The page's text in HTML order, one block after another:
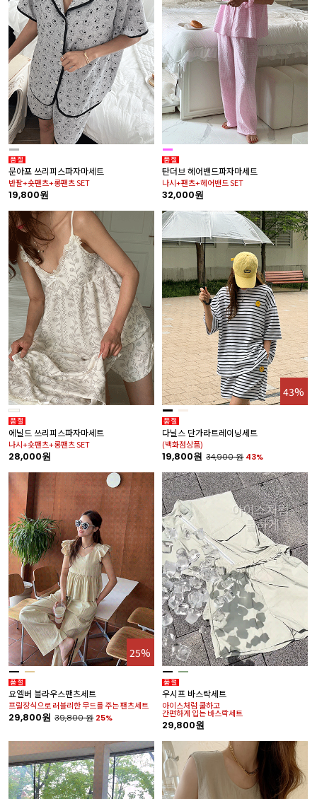
문아포 쓰리피스파자마세트
반팔+숏팬츠+롱팬츠 SET
19,800원
탄더브 헤어밴드파자마세트
나시+팬츠+헤어밴드 SET
32,000원
에닐드 쓰리피스파자마세트
나시+숏팬츠+롱팬츠 SET
28,000원
43%
다닐스 단가라트레이닝세트
(백화점상품)
19,800원 34,900원 43%
25%
요엘버 블라우스팬츠세트
프릴장식으로 러블리한 무드를 주는 팬츠세트
29,800원 39,800원 25%
우시프 바스락세트
아이스처럼 쿨하고
간편하게 입는 바스락세트
29,800원